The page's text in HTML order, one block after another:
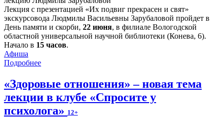
Лекция с презентацией «Их подвиг прекрасен и свят»
экскурсовода Людмилы Васильевны Зарубаловой пройдет в
День памяти и скорби, 22 июня, в филиале Вологодской
областной универсальной научной библиотеки (Конева, 6).
Начало в 15 часов.
Афиша
Подробнее
«Здоровые отношения» – новая тема
лекции в клубе «Спросите у
психолога» 12+